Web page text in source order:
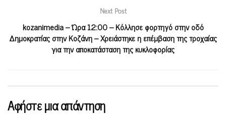
Next Post
kozanimedia – Ώρα 12:00 – Κόλλησε φορτηγό στην οδό
Δημοκρατίας στην Κοζάνη – Χρειάστηκε η επέμβαση της τροχαίας
για την αποκατάσταση της κυκλοφορίας
Αφήστε μια απάντηση